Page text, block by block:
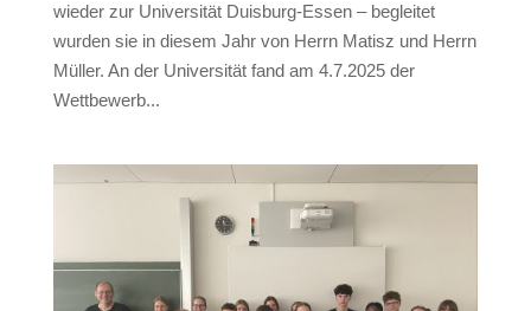
wieder zur Universität Duisburg-Essen – begleitet
wurden sie in diesem Jahr von Herrn Matisz und Herrn
Müller. An der Universität fand am 4.7.2025 der
Wettbewerb...